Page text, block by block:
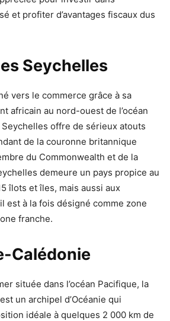
et profiter d’avantages fiscaux dus
Seychelles
vers le commerce grâce à sa
africain au nord-ouest de l’océan
Seychelles offre de sérieux atouts
de la couronne britannique
du Commonwealth et de la
demeure un pays propice au
îlots et îles, mais aussi aux
est à la fois désigné comme zone
franche.
Calédonie
située dans l’océan Pacifique, la
un archipel d’Océanie qui
idéale à quelques 2 000 km de